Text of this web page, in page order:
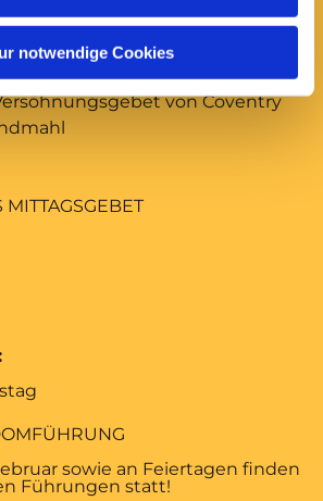
notwendige Cookies
von Coventry
sowie an Feiertagen finden
Führungen statt!